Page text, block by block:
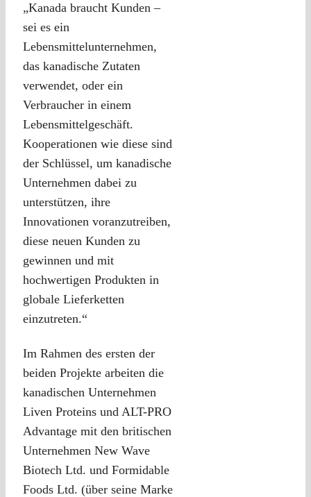
„Kanada braucht Kunden –
sei es ein
Lebensmittelunternehmen,
das kanadische Zutaten
verwendet, oder ein
Verbraucher in einem
Lebensmittelgeschäft.
Kooperationen wie diese sind
der Schlüssel, um kanadische
Unternehmen dabei zu
unterstützen, ihre
Innovationen voranzutreiben,
diese neuen Kunden zu
gewinnen und mit
hochwertigen Produkten in
globale Lieferketten
einzutreten.“
Im Rahmen des ersten der
beiden Projekte arbeiten die
kanadischen Unternehmen
Liven Proteins und ALT-PRO
Advantage mit den britischen
Unternehmen New Wave
Biotech Ltd. und Formidable
Foods Ltd. (über seine Marke